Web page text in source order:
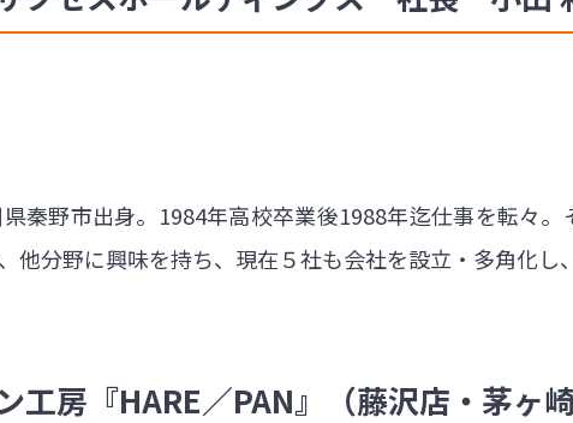
秦野市出身。1984年高校卒業後1988年迄仕事を転々
他分野に興味を持ち、現在５社も会社を設立・多角化
工房『HARE／PAN』（藤沢店・茅ヶ崎